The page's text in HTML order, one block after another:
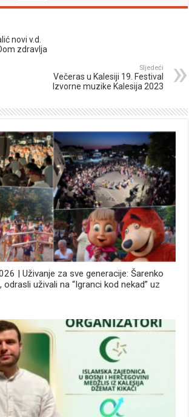
novi v.d.
zdravlja
Sljedeći
Večeras u Kalesiji 19. Festival
Izvorne muzike Kalesija 2023
| Uživanje za sve generacije: Šarenko
uživali na “Igranci kod nekad” uz